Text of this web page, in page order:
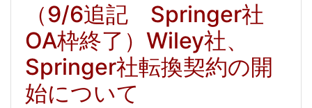
（9/6追記 Springer社
OA枠終了）Wiley社、
Springer社転換契約の開
始について